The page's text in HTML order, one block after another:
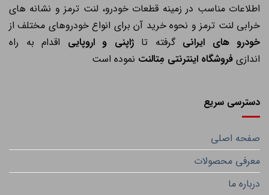
اطلاعات مناسب در زمینه قطعات خودرو، لنت ترمز و نشانه های
خرابی لنت ترمز و نحوه خرید آن برای انواع خودروهای مختلف از
خودرو های ایرانیگرفته تاژاپنی و اروپاییاقدام به راه
اندازیفروشگاه اینترنتی مِتالنتنموده است
دسترسی سریع
صفحه اصلی
معرفی محصولات
درباره ما